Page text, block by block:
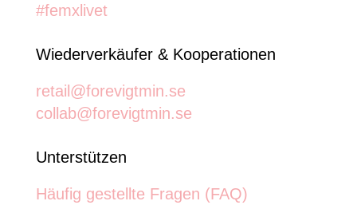
#femxlivet
Wiederverkäufer & Kooperationen
retail@forevigtmin.se
collab@forevigtmin.se
Unterstützen
Häufig gestellte Fragen (FAQ)